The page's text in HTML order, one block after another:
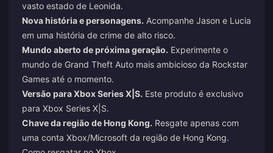
vasto estado de Leonida.
Nova história e personagens. Acompanhe Jason e Lucia
em uma história de crime de alto risco.
Mundo aberto de próxima geração. Experimente o
mundo de Grand Theft Auto mais ambicioso da Rockstar
Games até o momento.
Versão para Xbox Series X|S. Este produto é exclusivo
para Xbox Series X|S.
Chave da região de Hong Kong. Resgate apenas com
uma conta Xbox/Microsoft da região de Hong Kong.